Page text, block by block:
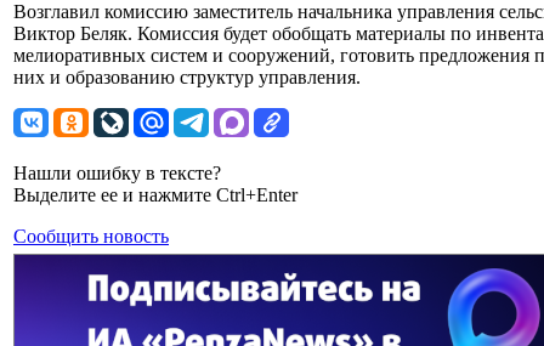
Возглавил комиссию заместитель начальника управления
Виктор Беляк. Комиссия будет обобщать материалы по
мелиоративных систем и сооружений, готовить предложения
них и образованию структур управления.
Нашли ошибку в тексте?
Выделите ее и нажмите Ctrl+Enter
Сообщить новость